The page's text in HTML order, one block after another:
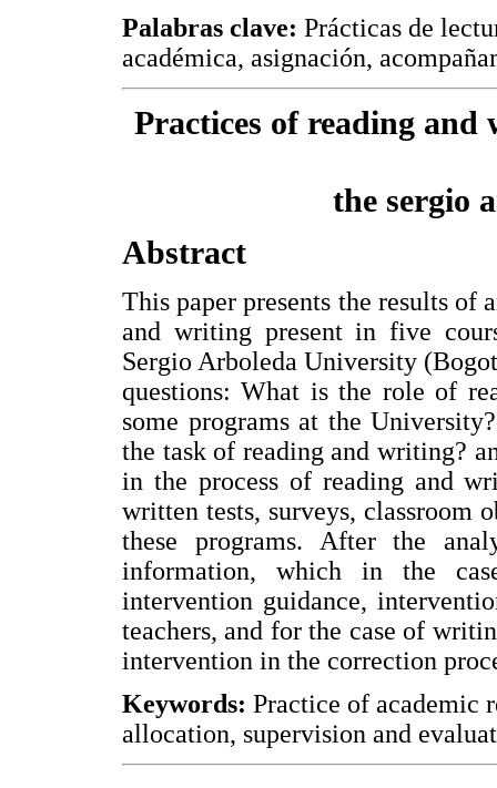
Palabras clave: Prácticas de
académica, asignación,
Practices of reading
the sergio
Abstract
This paper presents the results
and writing present in five
Sergio Arboleda University
questions: What is the role of
some programs at the
the task of reading and writing?
in the process of reading and
written tests, surveys, classroom
these programs. After the
information, which in the
intervention guidance,
teachers, and for the case of
intervention in the correction
Keywords: Practice of academic
allocation, supervision and